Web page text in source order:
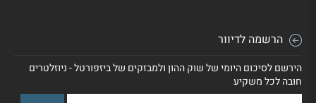
הרשמה לדיוור
הירשם לסיכום היומי של שוק ההון ולמבזקים של ביזפורטל - ניוזלטרים
חובה לכל משקיע